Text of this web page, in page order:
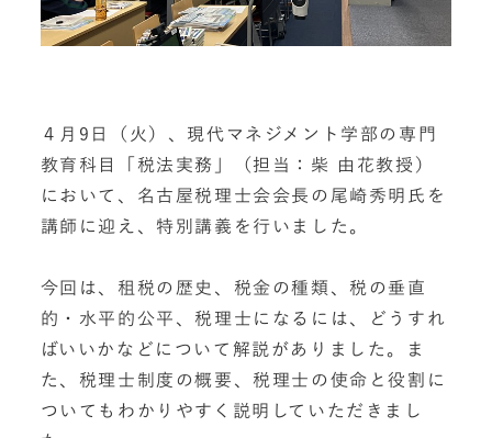
４月9日（火）、現代マネジメント学部の専門
教育科目「税法実務」（担当：柴 由花教授）
において、名古屋税理士会会長の尾崎秀明氏を
講師に迎え、特別講義を行いました。
今回は、租税の歴史、税金の種類、税の垂直
的・水平的公平、税理士になるには、どうすれ
ばいいかなどについて解説がありました。ま
た、税理士制度の概要、税理士の使命と役割に
ついてもわかりやすく説明していただきまし